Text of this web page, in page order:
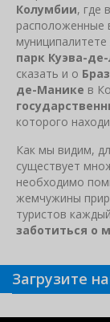
Колумбии, где
расположенные
парк Куэва-
сказать и о
де-Манике в
которого
Как мы видим,
существует
необходимо
жемчужины
туристов
заботиться о
Связанные
Загрузите